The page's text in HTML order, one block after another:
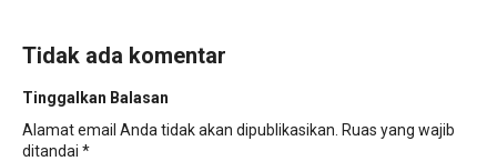
Tidak ada komentar
Tinggalkan Balasan
Alamat email Anda tidak akan dipublikasikan. Ruas yang wajib
ditandai *